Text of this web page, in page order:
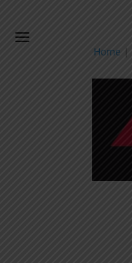
Home